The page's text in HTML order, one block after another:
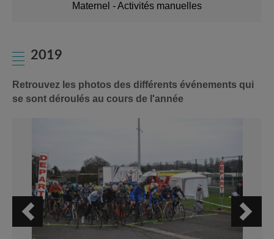
Maternel - Activités manuelles
2019
Retrouvez les photos des différents événements qui
se sont déroulés au cours de l'année